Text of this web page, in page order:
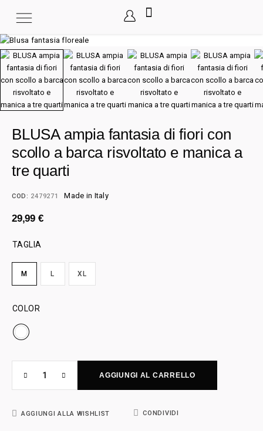
BLUSA ampia fantasia di fiori con
scollo a barca risvoltato e manica a
tre quarti
COD: 2479271 Made in Italy
29,99 €
TAGLIA
M L XL
COLOR
AGGIUNGI AL CARRELLO
AGGIUNGI ALLA WISHLIST CONDIVIDI